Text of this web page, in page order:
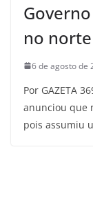
no
6 de agosto de
Por GAZETA
anunciou que
pois assumiu